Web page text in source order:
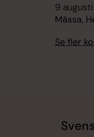
9
Mässa,
Se fler